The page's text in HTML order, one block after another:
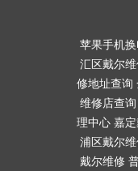
苹果手机
汇区戴尔
修地址查询
维修店查询
理中心 嘉
浦区戴尔
戴尔维修